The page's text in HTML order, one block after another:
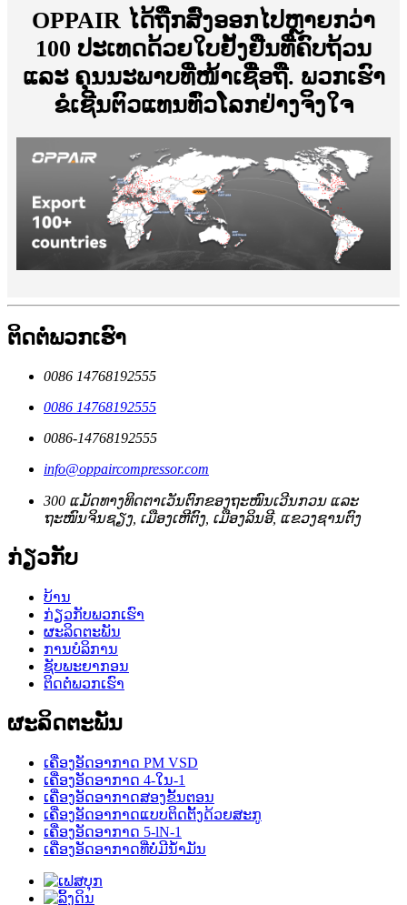
OPPAIR ໄດ້ຖືກສົ່ງອອກໄປຫຼາຍກວ່າ
100 ປະເທດດ້ວຍໃບຢັ້ງຢືນທີ່ຄົບຖ້ວນ
ແລະ ຄຸນນະພາບທີ່ໜ້າເຊື່ອຖື. ພວກເຮົາ
ຂໍເຊີນຕົວແທນທົ່ວໂລກຢ່າງຈິງໃຈ
ຕິດຕໍ່ພວກເຮົາ
0086 14768192555
0086 14768192555
0086-14768192555
info@oppaircompressor.com
300 ແມັດທາງທິດຕາເວັນຕົກຂອງຖະໜົນເວີນກວນ ແລະ
ຖະໜົນຈິນຊຽງ, ເມືອງເຫີຕົງ, ເມືອງລິນອີ, ແຂວງຊານຕົງ
ກ່ຽວກັບ
ບ້ານ
ກ່ຽວກັບພວກເຮົາ
ຜະລິດຕະພັນ
ການບໍລິການ
ຊັບພະຍາກອນ
ຕິດຕໍ່ພວກເຮົາ
ຜະລິດຕະພັນ
ເຄື່ອງອັດອາກາດ PM VSD
ເຄື່ອງອັດອາກາດ 4-ໃນ-1
ເຄື່ອງອັດອາກາດສອງຂັ້ນຕອນ
ເຄື່ອງອັດອາກາດແບບຕິດຕັ້ງດ້ວຍສະກູ
ເຄື່ອງອັດອາກາດ 5-lN-1
ເຄື່ອງອັດອາກາດທີ່ບໍ່ມີນ້ຳມັນ